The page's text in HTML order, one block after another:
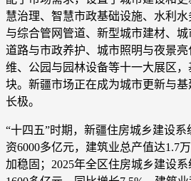
慧治理、智慧市政基础设施、水利
与综合管网管道、新型城市建材、
道路与市政养护、城市照明与夜景
维、公园与园林设备等十一大展区
块。新疆市场正在成为城市更新与
长极。
“十四五”时期，新疆住房城乡建设
资6000多亿元，建筑业总产值达1.7
加稳固；2025年全区住房城乡建设